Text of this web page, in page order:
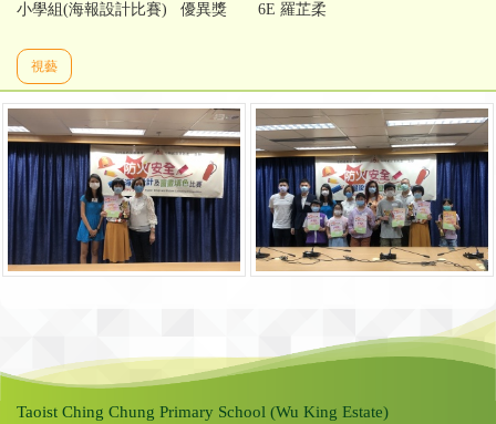
小學組(海報設計比賽) 優異獎 6E 羅芷柔
視藝
Taoist Ching Chung Primary School (Wu King Estate)